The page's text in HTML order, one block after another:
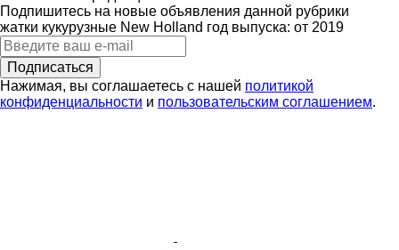
Подпишитесь на новые объявления данной рубрики
жатки кукурузные New Holland год выпуска: от 2019
Подписаться
Нажимая, вы соглашаетесь с нашей политикой
конфиденциальности и пользовательским соглашением.